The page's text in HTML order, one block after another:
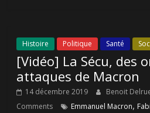
Histoire Politique Santé
[Vidéo] La Sécu, des
attaques de Macron
14 décembre 2019 Benoit
Comments
Emmanuel Macron,